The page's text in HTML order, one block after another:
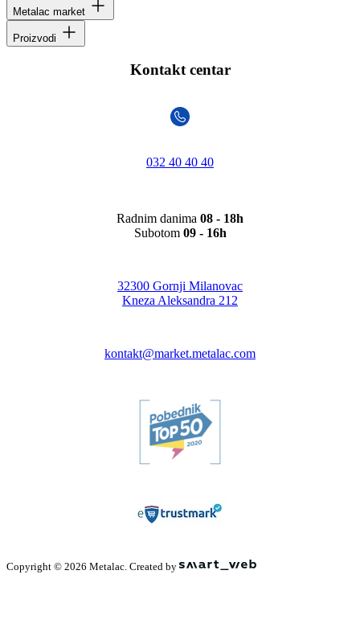
Metalac market
Proizvodi
Kontakt centar
032 40 40 40
Radnim danima 08 - 18h
Subotom 09 - 16h
32300 Gornji Milanovac
Kneza Aleksandra 212
kontakt@market.metalac.com
Copyright © 2026 Metalac. Created by